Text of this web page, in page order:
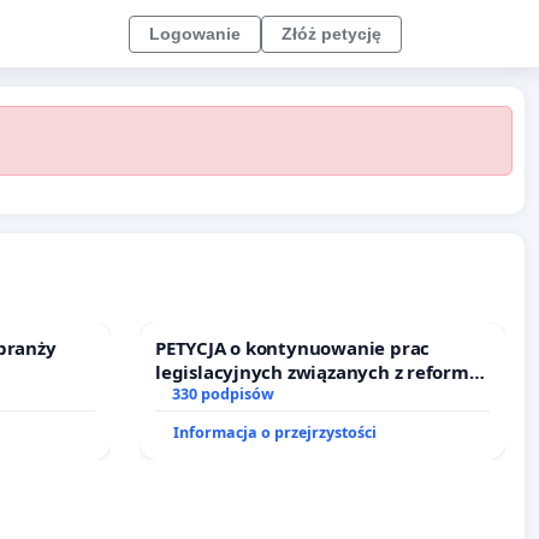
Logowanie Złóż petycję
PETYCJA o kontynuowanie prac
legislacyjnych związanych z reformą
prawa rodzinnego
330 podpisów
Informacja o przejrzystości